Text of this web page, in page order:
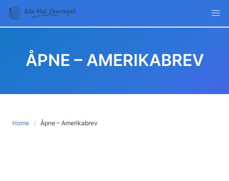
Skip
content
ÅPNE – AMERIKABREV
Home Åpne – Amerikabrev